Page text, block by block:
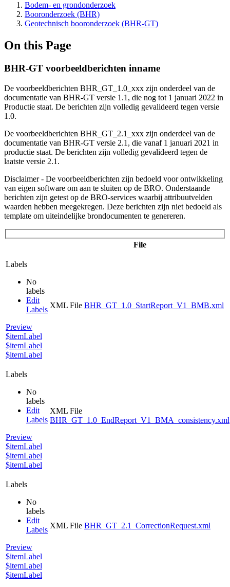
Bodem- en grondonderzoek
Booronderzoek (BHR)
Geotechnisch booronderzoek (BHR-GT)
On this Page
BHR-GT voorbeeldberichten inname
De voorbeeldberichten BHR_GT_1.0_xxx zijn onderdeel van de
documentatie van BHR-GT versie 1.1, die nog tot 1 januari 2022 in
Productie staat. De berichten zijn volledig gevalideerd tegen versie
1.0.
De voorbeeldberichten BHR_GT_2.1_xxx zijn onderdeel van de
documentatie van BHR-GT versie 2.1, die vanaf 1 januari 2021 in
productie staat. De berichten zijn volledig gevalideerd tegen de
laatste versie 2.1.
Disclaimer - De voorbeeldberichten zijn bedoeld voor ontwikkeling
van eigen software om aan te sluiten op de BRO. Onderstaande
berichten zijn getest op de BRO-services waarbij attribuutvelden
waarden hebben meegekregen. Deze berichten zijn niet bedoeld als
template om uiteindelijke brondocumenten te genereren.
File
Labels
No
labels
Edit
Labels
Preview
$itemLabel
$itemLabel
$itemLabel
XML File BHR_GT_1.0_StartReport_V1_BMB.xml
Labels
No
labels
Edit
Labels
Preview
$itemLabel
$itemLabel
$itemLabel
XML File
BHR_GT_1.0_EndReport_V1_BMA_consistency.xml
Labels
No
labels
Edit
Labels
Preview
$itemLabel
$itemLabel
$itemLabel
XML File BHR_GT_2.1_CorrectionRequest.xml